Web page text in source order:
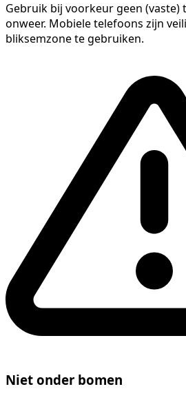
Gebruik bij voorkeur geen (vaste)
onweer. Mobiele telefoons zijn
bliksemzone te gebruiken.
Niet onder bomen